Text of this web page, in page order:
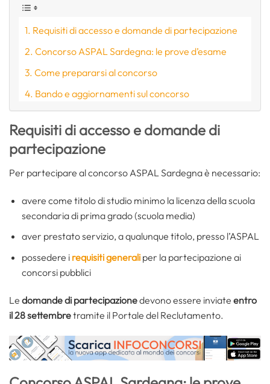
Requisiti di accesso e domande di partecipazione
Concorso ASPAL Sardegna: le prove d’esame
Come prepararsi al concorso
Bando e aggiornamenti sul concorso
Requisiti di accesso e domande di
partecipazione
Per partecipare al concorso ASPAL Sardegna è necessario:
avere come titolo di studio minimo la licenza della scuola
secondaria di prima grado (scuola media)
aver prestato servizio, a qualunque titolo, presso l’ASPAL
possedere i requisiti generaliper la partecipazione ai
concorsi pubblici
Le domande di partecipazionedevono essere inviate entro
il 28 settembretramite il Portale del Reclutamento.